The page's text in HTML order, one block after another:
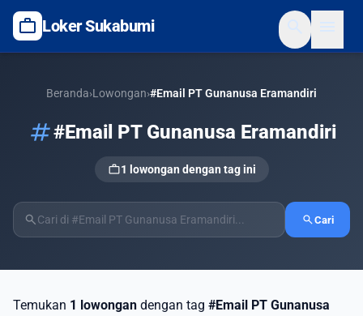
work Loker Sukabumi
Beranda›Lowongan›#Email PT Gunanusa Eramandiri
tag#Email PT Gunanusa Eramandiri
work1 lowongan dengan tag ini
search searchCari
Temukan 1 lowongan dengan tag #Email PT Gunanusa